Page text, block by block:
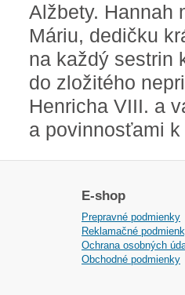
Alžbety. Hannah
Máriu, dedičku
na každý sestrin
do zložitého
Henricha VIII. a
a povinnosťami
E-shop
Prepravné podmienky
Reklamačné
Ochrana osobných
Obchodné podmienky